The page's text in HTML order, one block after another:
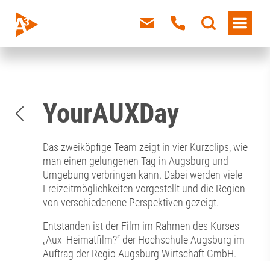
YourAUXDay
Das zweiköpfige Team zeigt in vier Kurzclips, wie
man einen gelungenen Tag in Augsburg und
Umgebung verbringen kann. Dabei werden viele
Freizeitmöglichkeiten vorgestellt und die Region
von verschiedenene Perspektiven gezeigt.
Entstanden ist der Film im Rahmen des Kurses
„Aux_Heimatfilm?“ der Hochschule Augsburg im
Auftrag der Regio Augsburg Wirtschaft GmbH.